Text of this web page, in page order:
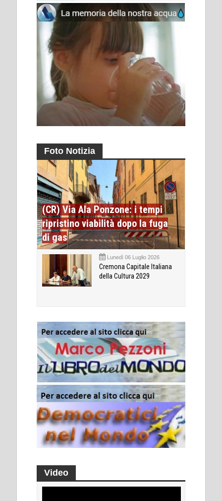
Foto Notizia
(CR) Via Ala Ponzone: i tempi
ripristino viabilità dopo la fuga
di gas
Lunedì 06 Luglio 2026
Cremona Capitale Italiana
della Cultura 2029
Video